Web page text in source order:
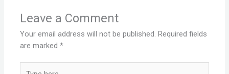
Leave a Comment
Your email address will not be published. Required fields
are marked*